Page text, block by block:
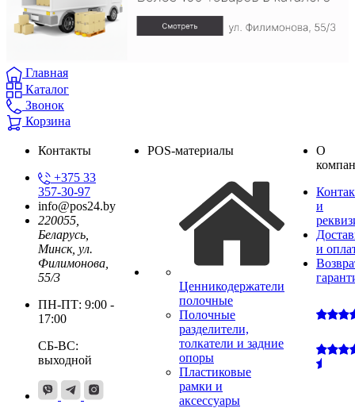
Главная
Каталог
Звонок
Корзина
Контакты
+375 33
357-30-97
info@pos24.by
220055,
Беларусь,
Минск, ул.
Филимонова,
55/3
ПН-ПТ: 9:00 -
17:00
СБ-ВС:
выходной
POS-материалы
Ценникодержатели
полочные
Полочные
разделители,
толкатели и задние
опоры
Пластиковые
рамки и
аксессуары
О
и
и